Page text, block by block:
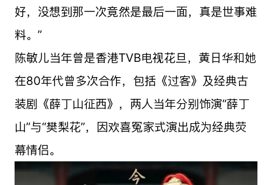
好，没想到那一次竟然是最后一面，真是世事难
料。”
陈敏儿当年曾是香港TVB电视花旦，黄日华和她
在80年代曾多次合作，包括《过客》及经典古
装剧《薛丁山征西》，两人当年分别饰演“薛丁
山”与“樊梨花”，因欢喜冤家式演出成为经典荧
幕情侣。